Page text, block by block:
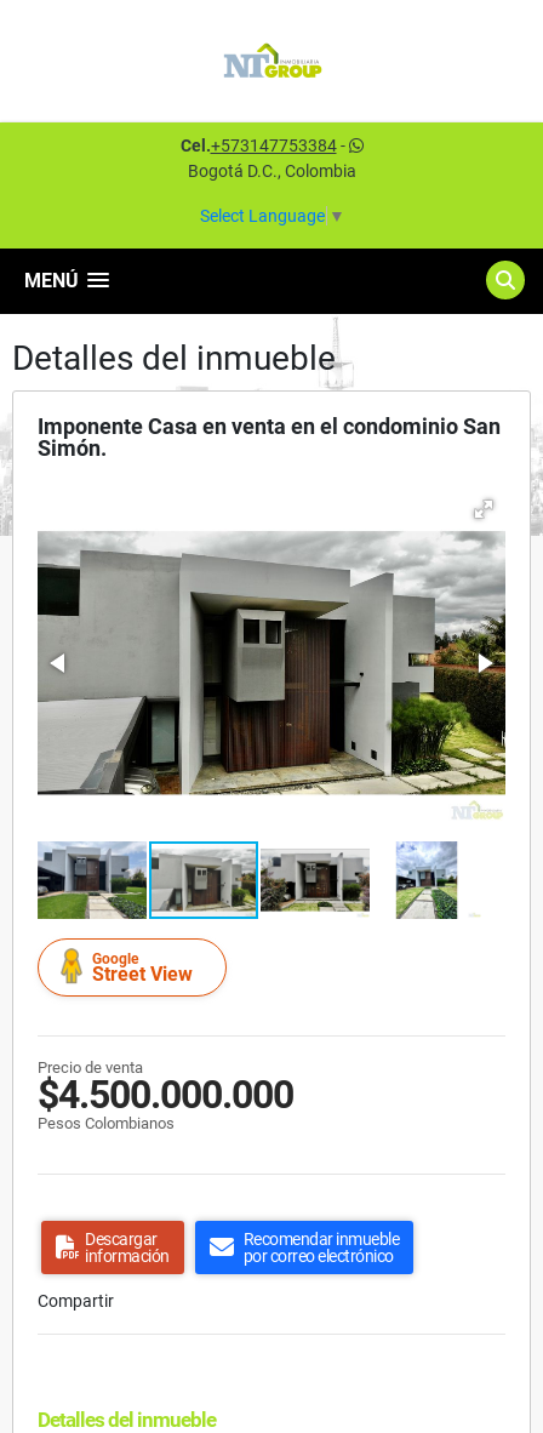
Cel.+573147753384-
Bogotá D.C., Colombia
Select Language ▼
MENÚ
Detalles del inmueble
Imponente Casa en venta en el condominio San
Simón.
Google
Street View
Precio de venta
$4.500.000.000
Pesos Colombianos
Descargar
información
Recomendar inmueble
por correo electrónico
Compartir
Detalles del inmueble